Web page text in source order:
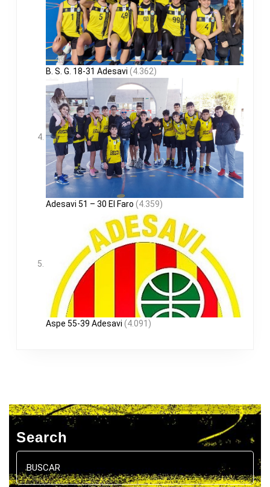
B. S. G. 18-31 Adesavi (4.362)
Adesavi 51 – 30 El Faro (4.359)
Aspe 55-39 Adesavi (4.091)
Search
Buscar: